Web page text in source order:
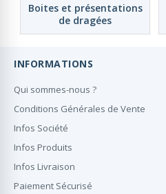
Boites et présentations
de dragées
INFORMATIONS
Qui sommes-nous ?
Conditions Générales de Vente
Infos Société
Infos Produits
Infos Livraison
Paiement Sécurisé